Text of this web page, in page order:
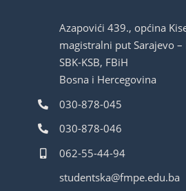
Azapovići 439., općina
magistralni put Sarajevo –
SBK-KSB, FBiH
Bosna i Hercegovina
030-878-045
030-878-046
062-55-44-94
studentska@fmpe.edu.ba